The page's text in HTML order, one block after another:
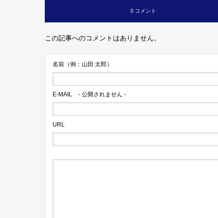
0 コメント
この記事へのコメントはありません。
名前（例：山田 太郎）
E-MAIL - 公開されません -
URL